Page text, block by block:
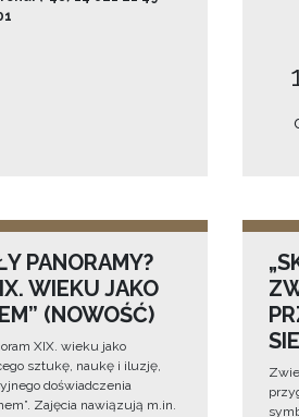
PANORAMY?
WIEKU JAKO
(NOWOŚĆ)
XIX. wieku jako
sztukę, naukę i iluzję,
doświadczenia
Zajęcia nawiązują m.in.